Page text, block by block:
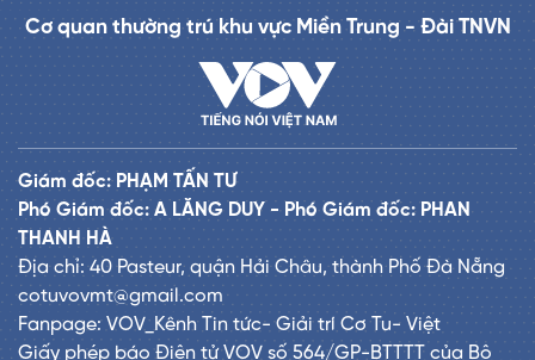
Cơ quan thường trú khu vực Miền Trung - Đài TNVN
Giám đốc: PHẠM TẤN TƯ
Phó Giám đốc: A LĂNG DUY - Phó Giám đốc: PHAN
THANH HÀ
Địa chỉ: 40 Pasteur, quận Hải Châu, thành Phố Đà Nẵng
cotuvovmt@gmail.com
Fanpage: VOV_Kênh Tin tức- Giải trí Cơ Tu- Việt
Giấy phép báo Điện tử VOV số 564/GP-BTTTT của Bộ